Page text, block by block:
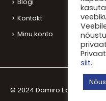
Kontakt
Minu konto
© 2024 Damiro Equestrian
siit.